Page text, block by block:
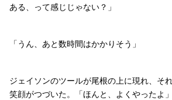
ある、って感じじゃない？」
「うん、あと数時間はかかりそう」
ジェイソンのツールが尾根の上に現れ、そ
笑顔がつづいた。「ほんと、よくやったよ